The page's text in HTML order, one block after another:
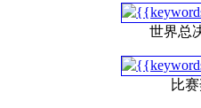
世界总
比